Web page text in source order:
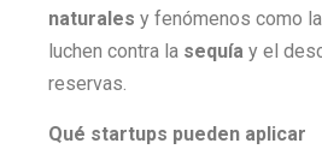
naturales y fenómenos como
luchen contra la sequía y el
reservas.
Qué startups pueden aplicar